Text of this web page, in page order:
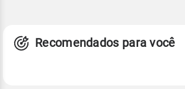
Recomendados para você